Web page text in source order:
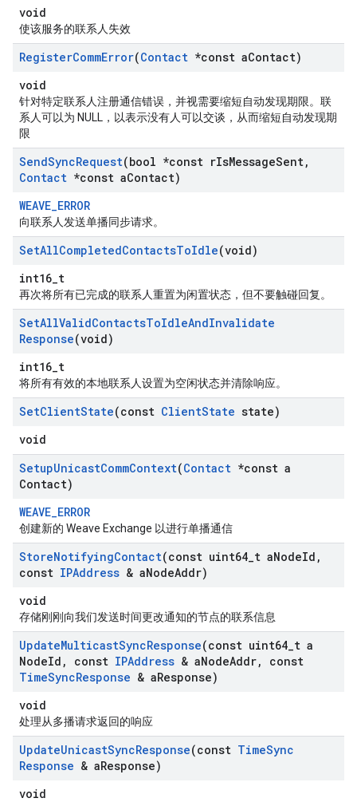
void
使该服务的联系人失效
RegisterCommError(Contact *const aContact)
void
针对特定联系人注册通信错误，并视需要缩短自动发现期限。联
系人可以为 NULL，以表示没有人可以交谈，从而缩短自动发现期
限
SendSyncRequest(bool *const rIsMessageSent,
Contact *const aContact)
WEAVE_ERROR
向联系人发送单播同步请求。
SetAllCompletedContactsToIdle(void)
int16_t
再次将所有已完成的联系人重置为闲置状态，但不要触碰回复。
SetAllValidContactsToIdleAndInvalidate
Response(void)
int16_t
将所有有效的本地联系人设置为空闲状态并清除响应。
SetClientState(const ClientState state)
void
SetupUnicastCommContext(Contact *const a
Contact)
WEAVE_ERROR
创建新的 Weave Exchange 以进行单播通信
StoreNotifyingContact(const uint64 t aNodeId ,
const IPAddress & aNodeAddr)
void
存储刚刚向我们发送时间更改通知的节点的联系信息
UpdateMulticastSyncResponse(const uint64 t a
NodeId , const IPAddress & aNodeAddr,
const
TimeSyncResponse & aResponse)
void
处理从多播请求返回的响应
UpdateUnicastSyncResponse(const TimeSync
Response & aResponse)
void